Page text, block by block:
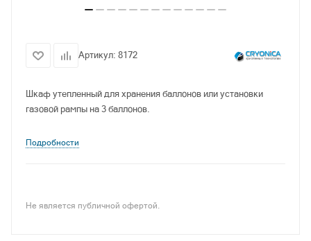
Артикул: 8172
Шкаф утепленный для хранения баллонов или установки
газовой рампы на 3 баллонов.
Подробности
Не является публичной офертой.